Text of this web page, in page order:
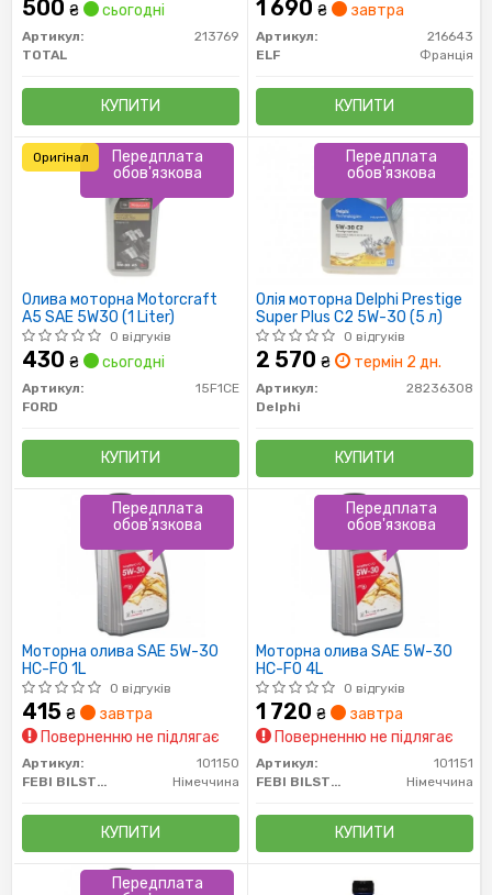
500 ₴ сьогодні
Артикул:
213769
TOTAL
КУПИТИ
1 690 ₴ завтра
Артикул:
216643
ELF
Франція
КУПИТИ
Олива моторна Motorcraft
A5 SAE 5W30 (1 Liter)
0 відгуків
430 ₴ сьогодні
Артикул:
15F1CE
FORD
КУПИТИ
Передплата
обов'язкова
Оригінал
Олія моторна Delphi Prestige
Super Plus C2 5W-30 (5 л)
0 відгуків
2 570 ₴ термін 2 дн.
Артикул:
28236308
Delphi
КУПИТИ
Передплата
обов'язкова
Моторна олива SAE 5W-30
HC-FO 1L
0 відгуків
415 ₴
завтра
Поверненню не підлягає
Артикул:
101150
FEBI BILSTEIN
Німеччина
КУПИТИ
Передплата
обов'язкова
Моторна олива SAE 5W-30
HC-FO 4L
0 відгуків
1 720 ₴
завтра
Поверненню не підлягає
Артикул:
101151
FEBI BILSTEIN
Німеччина
КУПИТИ
Передплата
обов'язкова
Передплата